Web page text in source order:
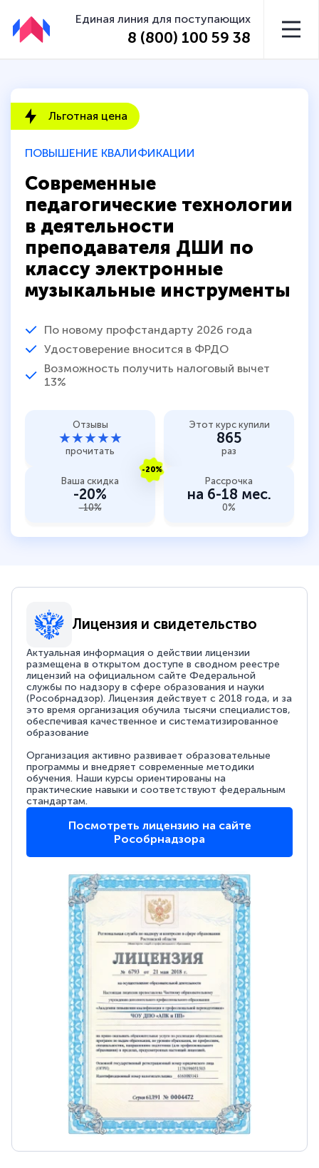
Единая линия для поступающих
8 (800) 100 59 38
ПОВЫШЕНИЕ КВАЛИФИКАЦИИ
Современные
педагогические технологии
в деятельности
преподавателя ДШИ по
классу электронные
музыкальные инструменты
По новому профстандарту 2026 года
Удостоверение вносится в ФРДО
Возможность получить налоговый вычет
13%
Льготная цена
Отзывы
★★★★★
прочитать
Этот курс купили
865
раз
-20%
Ваша скидка
-20%
-10%
Рассрочка
на 6-18 мес.
0%
Лицензия и свидетельство
Актуальная информация о действии лицензии
размещена в открытом доступе в сводном реестре
лицензий на официальном сайте Федеральной
службы по надзору в сфере образования и науки
(Рособрнадзор). Лицензия действует с 2018 года, и за
это время организация обучила тысячи специалистов,
обеспечивая качественное и систематизированное
образование
Организация активно развивает образовательные
программы и внедряет современные методики
обучения. Наши курсы ориентированы на
практические навыки и соответствуют федеральным
стандартам.
Посмотреть лицензию на сайте
Рособрнадзора